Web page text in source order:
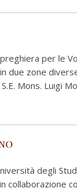
per le
zone
Mons. Luigi
degli
collaborazione